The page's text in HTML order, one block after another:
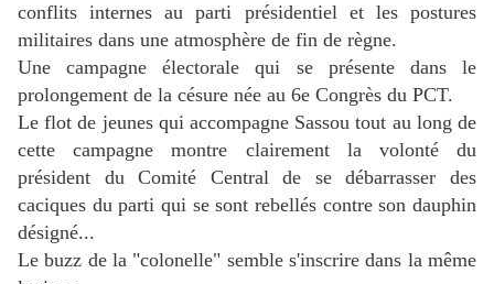
conflits internes au parti présidentiel et les postures
militaires dans une atmosphère de fin de règne.
Une campagne électorale qui se présente dans le
prolongement de la césure née au 6e Congrès du PCT.
Le flot de jeunes qui accompagne Sassou tout au long de
cette campagne montre clairement la volonté du
président du Comité Central de se débarrasser des
caciques du parti qui se sont rebellés contre son dauphin
désigné...
Le buzz de la "colonelle" semble s'inscrire dans la même